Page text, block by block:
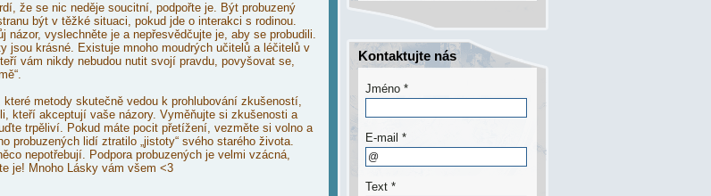
že se nic neděje soucitní, podpořte je. Být probuzený
být v těžké situaci, pokud jde o interakci s rodinou.
názor, vyslechněte je a nepřesvědčujte je, aby se probudili.
jsou krásné. Existuje mnoho moudrých učitelů a léčitelů v
vám nikdy nebudou nutit svojí pravdu, povyšovat se,
které metody skutečně vedou k prohlubování zkušeností,
kteří akceptují vaše názory. Vyměňujte si zkušenosti a
trpěliví. Pokud máte pocit přetížení, vezměte si volno a
probuzených lidí ztratilo „jistoty“ svého starého života.
nepotřebují. Podpora probuzených je velmi vzácná,
je! Mnoho Lásky vám všem <3
Kontaktujte nás
Jméno *
E-mail *
Text *